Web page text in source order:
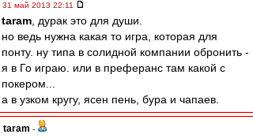
31 май 2013 22:11
taram , дурак это для души.
но ведь нужна какая то игра, которая для
понту. ну типа в солидной компании обронить -
я в Го играю. или в преферанс там какой с
покером...
а в узком кругу, ясен пень, бура и чапаев.
taram -